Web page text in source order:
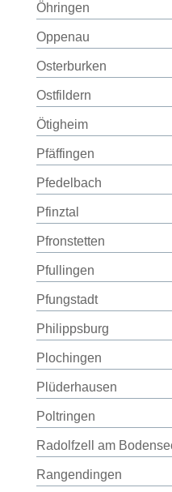
Öhringen
Oppenau
Osterburken
Ostfildern
Ötigheim
Pfäffingen
Pfedelbach
Pfinztal
Pfronstetten
Pfullingen
Pfungstadt
Philippsburg
Plochingen
Plüderhausen
Poltringen
Radolfzell am
Rangendingen